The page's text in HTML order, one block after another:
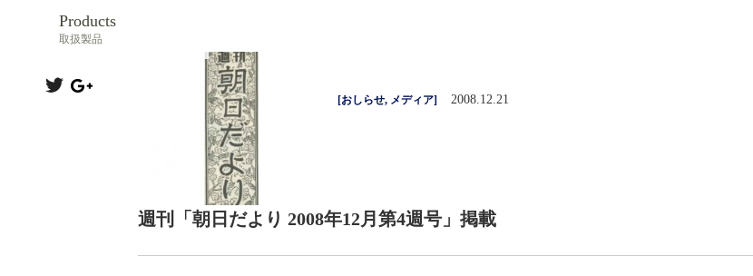
Products
取扱製品
[おしらせ, メディア] 2008.12.21
週刊「朝日だより 2008年12月第4週号」掲載